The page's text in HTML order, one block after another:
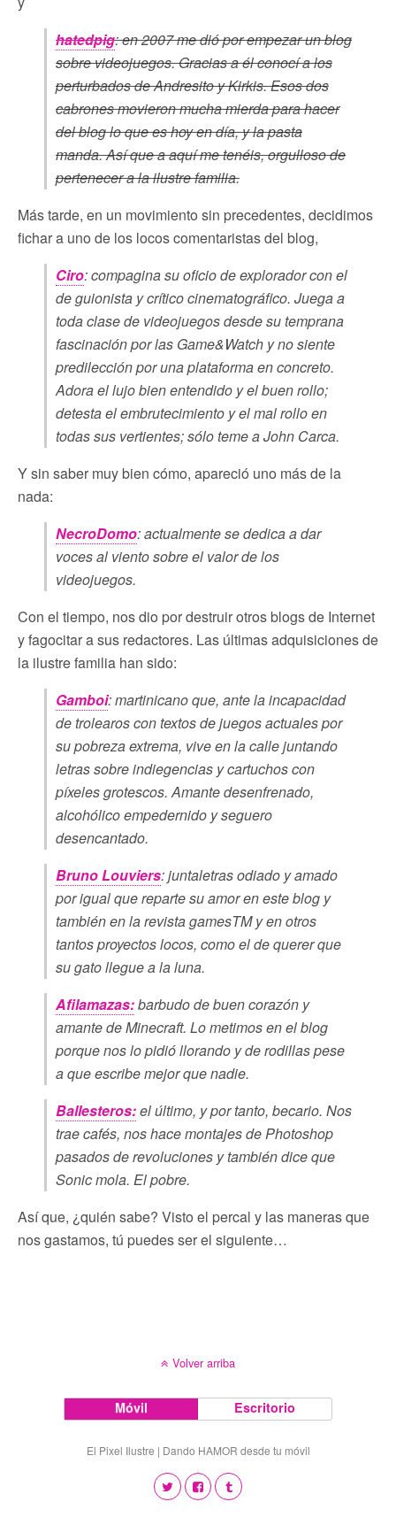
hatedpig: en 2007 me dió por empezar un blog
sobre videojuegos. Gracias a él conocí a los
perturbados de Andresito y Kirkis. Esos dos
cabrones movieron mucha mierda para hacer
del blog lo que es hoy en día, y la pasta
manda. Así que a aquí me tenéis, orgulloso de
pertenecer a la ilustre familia.
Más tarde, en un movimiento sin precedentes, decidimos
fichar a uno de los locos comentaristas del blog,
Ciro: compagina su oficio de explorador con el
de guionista y crítico cinematográfico. Juega a
toda clase de videojuegos desde su temprana
fascinación por las Game&Watch y no siente
predilección por una plataforma en concreto.
Adora el lujo bien entendido y el buen rollo;
detesta el embrutecimiento y el mal rollo en
todas sus vertientes; sólo teme a John Carca.
Y sin saber muy bien cómo, apareció uno más de la
nada:
NecroDomo: actualmente se dedica a dar
voces al viento sobre el valor de los
videojuegos.
Con el tiempo, nos dio por destruir otros blogs de Internet
y fagocitar a sus redactores. Las últimas adquisiciones de
la ilustre familia han sido:
Gamboi: martinicano que, ante la incapacidad
de trolearos con textos de juegos actuales por
su pobreza extrema, vive en la calle juntando
letras sobre indiegencias y cartuchos con
píxeles grotescos. Amante desenfrenado,
alcohólico empedernido y seguero
desencantado.
Bruno Louviers: juntaletras odiado y amado
por igual que reparte su amor en este blog y
también en la revista gamesTM y en otros
tantos proyectos locos, como el de querer que
su gato llegue a la luna.
Afilamazas:barbudo de buen corazón y
amante de Minecraft. Lo metimos en el blog
porque nos lo pidió llorando y de rodillas pese
a que escribe mejor que nadie.
Ballesteros:el último, y por tanto, becario. Nos
trae cafés, nos hace montajes de Photoshop
pasados de revoluciones y también dice que
Sonic mola. El pobre.
Así que, ¿quién sabe? Visto el percal y las maneras que
nos gastamos, tú puedes ser el siguiente…
Volver arriba
Móvil Escritorio
El Pixel Ilustre | Dando HAMOR desde tu móvil